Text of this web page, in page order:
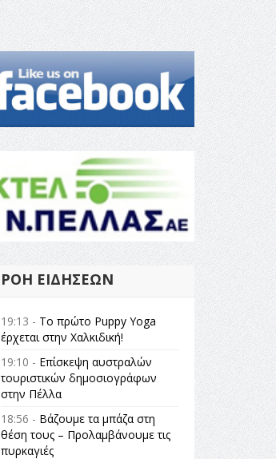
ΡΟΉ ΕΙΔΉΣΕΩΝ
19:13 - Το πρώτο Puppy Yoga
έρχεται στην Χαλκιδική!
19:10 - Επίσκεψη αυστραλών
τουριστικών δημοσιογράφων
στην Πέλλα
18:56 - Βάζουμε τα μπάζα στη
θέση τους – Προλαμβάνουμε τις
πυρκαγιές